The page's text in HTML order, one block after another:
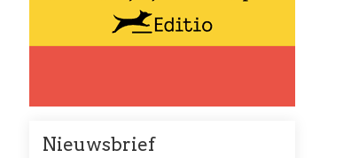
Nieuwsbrief